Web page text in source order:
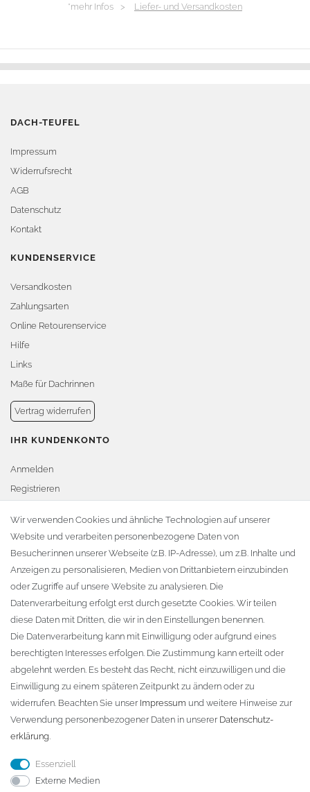
*mehr Infos > Liefer- und Versandkosten
DACH-TEUFEL
Impressum
Widerrufsrecht
AGB
Datenschutz
Kontakt
KUNDENSERVICE
Versandkosten
Zahlungsarten
Online Retourenservice
Hilfe
Links
Maße für Dachrinnen
Vertrag widerrufen
IHR KUNDENKONTO
Anmelden
Registrieren
Warenkorb
Zur Kasse
KONTAKT
Fa. Steffen Jost
Söbrigener Weg 50
D-01796 Pirna
Telefon:+49 (0)3501 507295
info@dach-teufel.de
Wir verwenden Cookies und ähnliche Technologien auf unserer
Website und verarbeiten personenbezogene Daten von
Besucher:innen unserer Webseite (z.B. IP-Adresse), um z.B. Inhalte und
Anzeigen zu personalisieren, Medien von Drittanbietern einzubinden
oder Zugriffe auf unsere Website zu analysieren. Die
Datenverarbeitung erfolgt erst durch gesetzte Cookies. Wir teilen
diese Daten mit Dritten, die wir in den Einstellungen benennen.
Die Datenverarbeitung kann mit Einwilligung oder aufgrund eines
berechtigten Interesses erfolgen. Die Zustimmung kann erteilt oder
abgelehnt werden. Es besteht das Recht, nicht einzuwilligen und die
Einwilligung zu einem späteren Zeitpunkt zu ändern oder zu
widerrufen. Beachten Sie unser Impressum und weitere Hinweise zur
Verwendung personenbezogener Daten in unserer Daten­schutz­
erklärung.
Essenziell
Externe Medien